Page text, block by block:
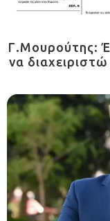
Γ.Μουρούτης:
να